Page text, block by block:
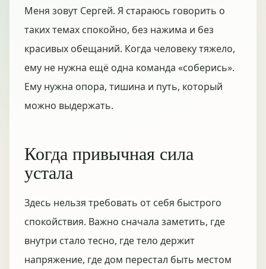
Меня зовут Сергей. Я стараюсь говорить о
таких темах спокойно, без нажима и без
красивых обещаний. Когда человеку тяжело,
ему не нужна ещё одна команда «соберись».
Ему нужна опора, тишина и путь, который
можно выдержать.
Когда привычная сила
устала
Здесь нельзя требовать от себя быстрого
спокойствия. Важно сначала заметить, где
внутри стало тесно, где тело держит
напряжение, где дом перестал быть местом